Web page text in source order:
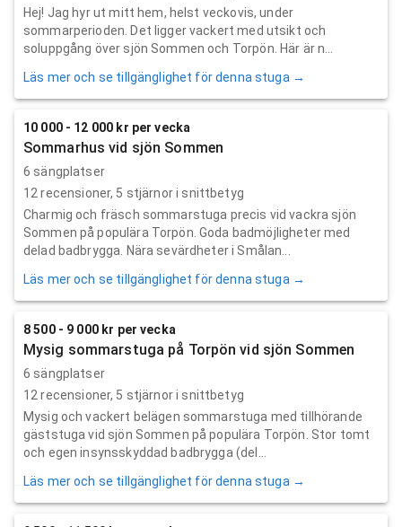
Hej! Jag hyr ut mitt hem, helst veckovis, under
sommarperioden. Det ligger vackert med utsikt och
soluppgång över sjön Sommen och Torpön. Här är n...
Läs mer och se tillgänglighet för denna stuga →
10 000 - 12 000 kr per vecka
Sommarhus vid sjön Sommen
6 sängplatser
12 recensioner, 5 stjärnor i snittbetyg
Charmig och fräsch sommarstuga precis vid vackra sjön
Sommen på populära Torpön. Goda badmöjligheter med
delad badbrygga. Nära sevärdheter i Smålan...
Läs mer och se tillgänglighet för denna stuga →
8 500 - 9 000 kr per vecka
Mysig sommarstuga på Torpön vid sjön Sommen
6 sängplatser
12 recensioner, 5 stjärnor i snittbetyg
Mysig och vackert belägen sommarstuga med tillhörande
gäststuga vid sjön Sommen på populära Torpön. Stor tomt
och egen insynsskyddad badbrygga (del...
Läs mer och se tillgänglighet för denna stuga →